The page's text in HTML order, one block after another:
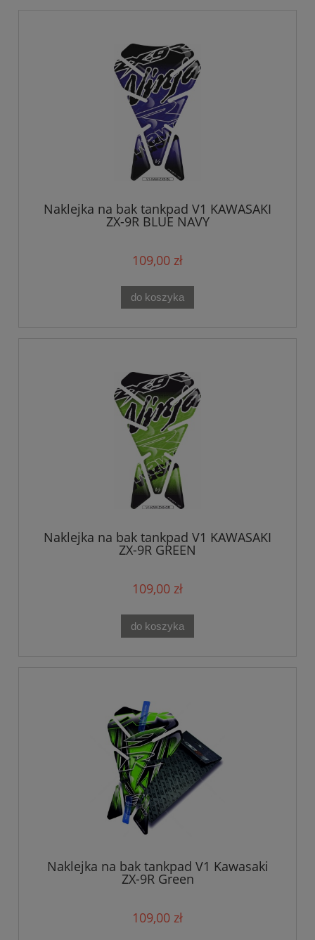
Naklejka na bak tankpad V1 KAWASAKI
ZX-9R BLUE NAVY
109,00 zł
do koszyka
Naklejka na bak tankpad V1 KAWASAKI
ZX-9R GREEN
109,00 zł
do koszyka
Naklejka na bak tankpad V1 Kawasaki
ZX-9R Green
109,00 zł